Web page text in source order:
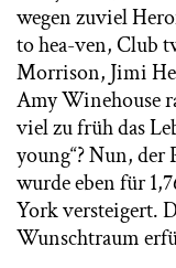
wegen zuviel
to hea-ven, Club
Morrison, Jimi
Amy Winehouse
viel zu früh das
young“? Nun, der
wurde eben für
York versteigert.
Wunschtraum